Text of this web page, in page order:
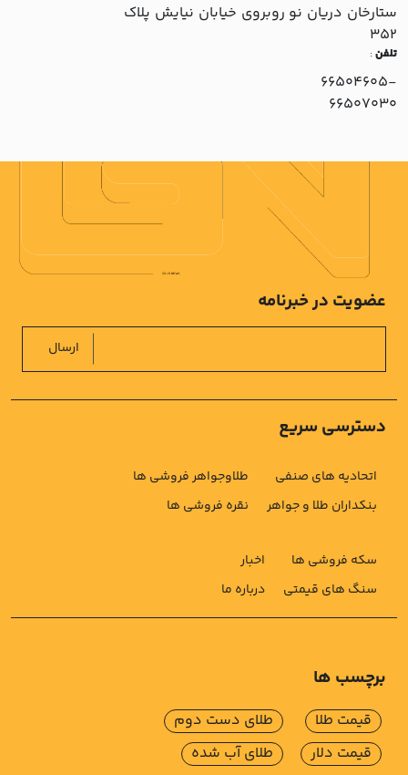
ستارخان دريان نو روبروي خيابان نيايش پلاک
352
تلفن:
66504605-
66507030
دسترسی سریع
اتحادیه های صنفی
بنکداران طلا و جواهر
طلاوجواهر فروشی ها
نقره فروشی ها
سکه فروشی ها
سنگ های قیمتی
اخبار
درباره ما
عضویت در خبرنامه
ارسال
برچسب ها
قیمت طلا
قیمت دلار
طلای دست دوم
طلای آب شده